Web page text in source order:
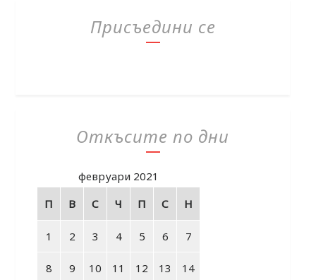
Присъедини се
Откъсите по дни
февруари 2021
П
В С Ч П С Н
1 2 3 4 5 6 7
8 9 10 11 12 13 14